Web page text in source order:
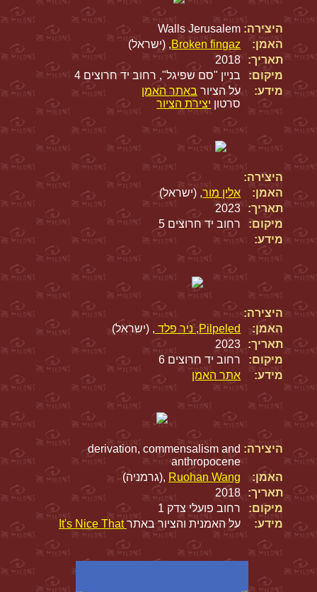
היצירה: Walls Jerusalem
האמן:
Broken fingaz, (ישראל)
תאריך:
2018
מיקום:
בניין "סם שפיגל", רחוב יד חרוצים 4
מידע:
על הציור באתר האמן
סרטון יצירת הציור
היצירה:
האמן:
אלין מור, (ישראל)
תאריך:
2023
מיקום:
רחוב יד חרוצים 5
מידע:
היצירה:
האמן:
Pilpeled, ניר פלד
, (ישראל)
תאריך:
2023
מיקום:
רחוב יד חרוצים 6
מידע:
אתר האמן
היצירה: derivation, commensalism and
anthropocene
האמן:
Ruohan Wang ,(גרמניה)
תאריך:
2018
מיקום:
רחוב פועלי צדק 1
מידע:
על האמנית והציור באתרIt's Nice That